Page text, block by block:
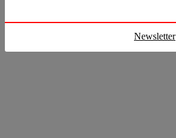
Newsletter